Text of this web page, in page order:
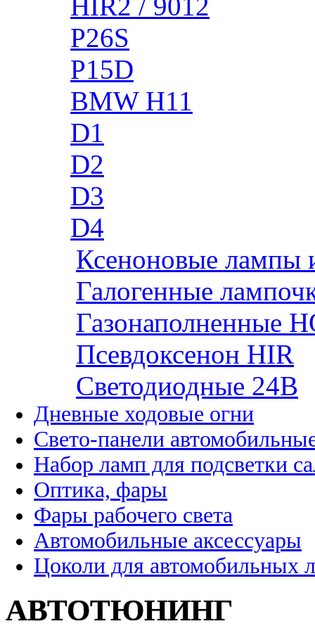
P26S
P15D
BMW H11
D1
D2
D3
D4
Ксеноновые лампы
Галогенные
Газонаполненные
Псевдоксенон HIR
Cветодиодные 24B
Дневные ходовые огни
Свето-панели
Набор ламп для подсветки
Оптика, фары
Фары рабочего света
Автомобильные аксессуары
Цоколи для автомобильных
АВТОТЮНИНГ